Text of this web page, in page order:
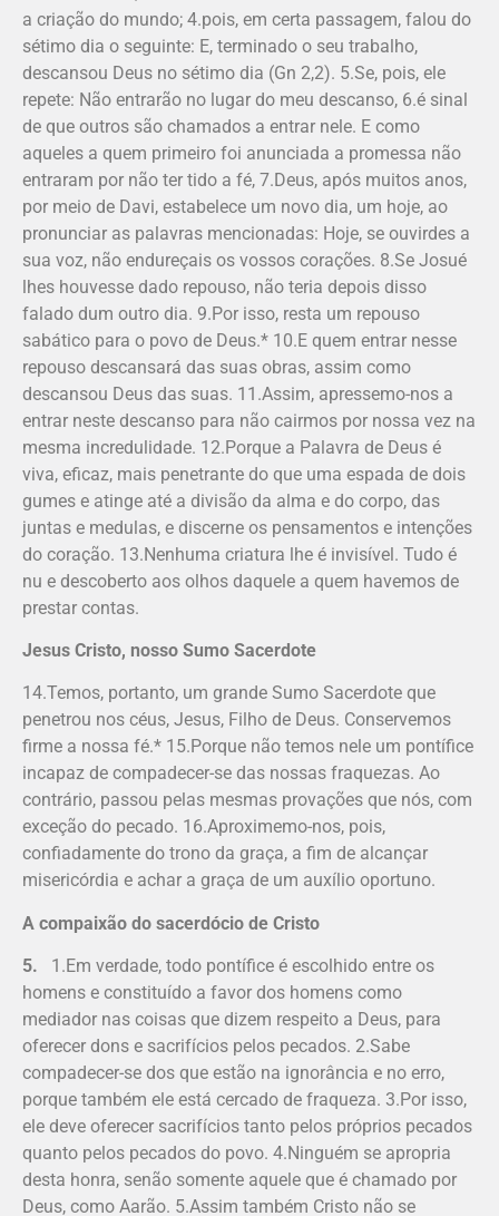
a criação do mundo; 4.pois, em certa passagem, falou do
sétimo dia o seguinte: E, terminado o seu trabalho,
descansou Deus no sétimo dia (Gn 2,2). 5.Se, pois, ele
repete: Não entrarão no lugar do meu descanso, 6.é sinal
de que outros são chamados a entrar nele. E como
aqueles a quem primeiro foi anunciada a promessa não
entraram por não ter tido a fé, 7.Deus, após muitos anos,
por meio de Davi, estabelece um novo dia, um hoje, ao
pronunciar as palavras mencionadas: Hoje, se ouvirdes a
sua voz, não endureçais os vossos corações. 8.Se Josué
lhes houvesse dado repouso, não teria depois disso
falado dum outro dia. 9.Por isso, resta um repouso
sabático para o povo de Deus.* 10.E quem entrar nesse
repouso descansará das suas obras, assim como
descansou Deus das suas. 11.Assim, apressemo-nos a
entrar neste descanso para não cairmos por nossa vez na
mesma incredulidade. 12.Porque a Palavra de Deus é
viva, eficaz, mais penetrante do que uma espada de dois
gumes e atinge até a divisão da alma e do corpo, das
juntas e medulas, e discerne os pensamentos e intenções
do coração. 13.Nenhuma criatura lhe é invisível. Tudo é
nu e descoberto aos olhos daquele a quem havemos de
prestar contas.
Jesus Cristo, nosso Sumo Sacerdote
14.Temos, portanto, um grande Sumo Sacerdote que
penetrou nos céus, Jesus, Filho de Deus. Conservemos
firme a nossa fé.* 15.Porque não temos nele um pontífice
incapaz de compadecer-se das nossas fraquezas. Ao
contrário, passou pelas mesmas provações que nós, com
exceção do pecado. 16.Aproximemo-nos, pois,
confiadamente do trono da graça, a fim de alcançar
misericórdia e achar a graça de um auxílio oportuno.
A compaixão do sacerdócio de Cristo
5. 1.Em verdade, todo pontífice é escolhido entre os
homens e constituído a favor dos homens como
mediador nas coisas que dizem respeito a Deus, para
oferecer dons e sacrifícios pelos pecados. 2.Sabe
compadecer-se dos que estão na ignorância e no erro,
porque também ele está cercado de fraqueza. 3.Por isso,
ele deve oferecer sacrifícios tanto pelos próprios pecados
quanto pelos pecados do povo. 4.Ninguém se apropria
desta honra, senão somente aquele que é chamado por
Deus, como Aarão. 5.Assim também Cristo não se